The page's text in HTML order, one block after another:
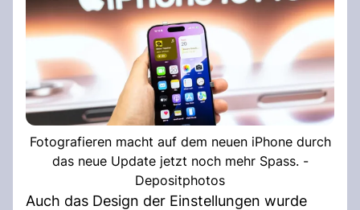
Fotografieren macht auf dem neuen iPhone durch
das neue Update jetzt noch mehr Spass. -
Depositphotos
Auch das Design der Einstellungen wurde